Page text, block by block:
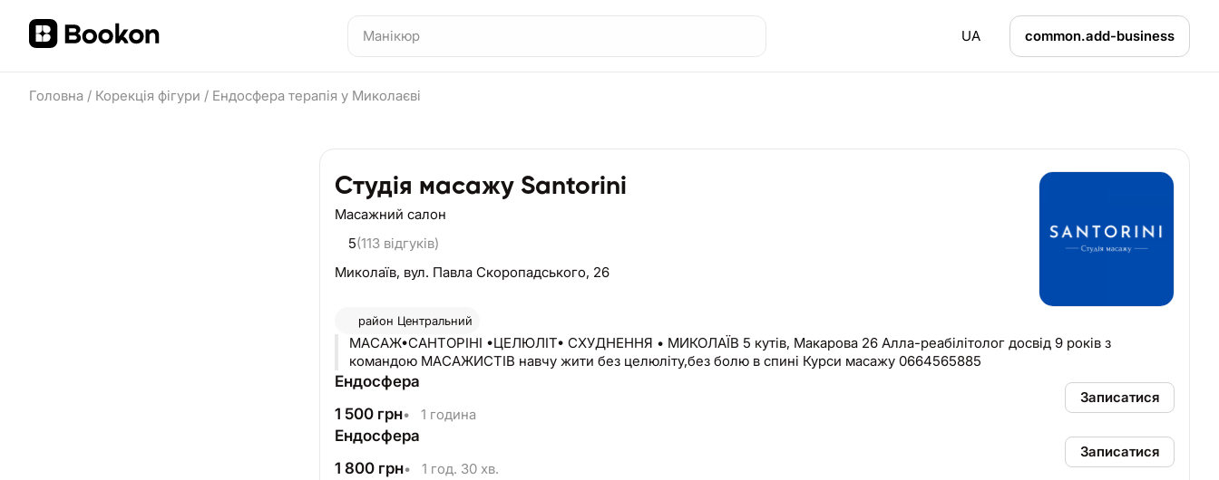
UA common.add-business
Головна / Корекція фігури / Ендосфера терапія у Миколаєві
Студія масажу Santorini
Масажний салон
5(113 відгуків)
Миколаїв, вул. Павла Скоропадського, 26
район Центральний
МАСАЖ•САНТОРІНІ •ЦЕЛЮЛІТ• СХУДНЕННЯ • МИКОЛАЇВ 5 кутів, Макарова 26 Алла-реабілітолог досвід 9 років з
командою МАСАЖИСТІВ навчу жити без целюліту,без болю в спині Курси масажу 0664565885
Ендосфера
1 500 грн• 1 година
Записатися
Ендосфера
1 800 грн• 1 год. 30 хв.
Записатися